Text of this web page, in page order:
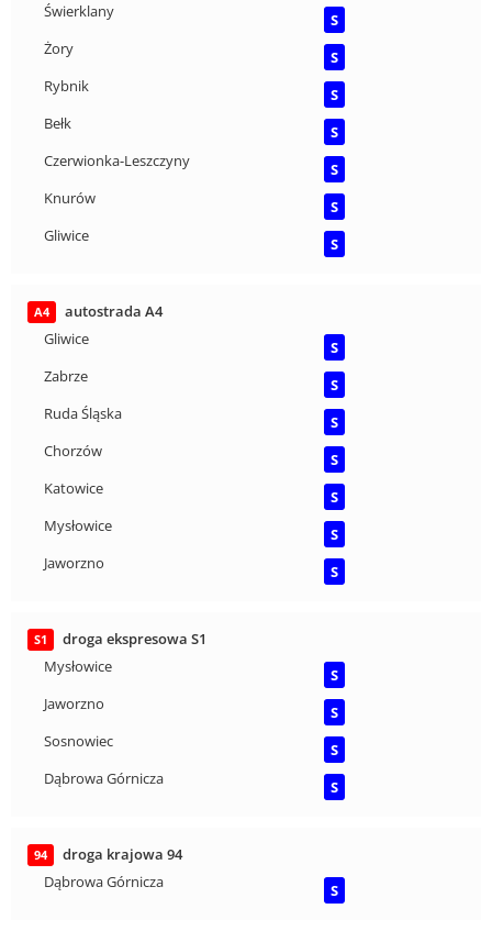
Świerklany
S
Żory
S
Rybnik
S
Bełk
S
Czerwionka-Leszczyny
S
Knurów
S
Gliwice
S
A4
autostrada A4
Gliwice
S
Zabrze
S
Ruda Śląska
S
Chorzów
S
Katowice
S
Mysłowice
S
Jaworzno
S
S1
droga ekspresowa S1
Mysłowice
S
Jaworzno
S
Sosnowiec
S
Dąbrowa Górnicza
S
94
droga krajowa 94
Dąbrowa Górnicza
S